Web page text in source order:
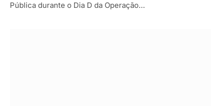
Pública durante o Dia D da Operação…